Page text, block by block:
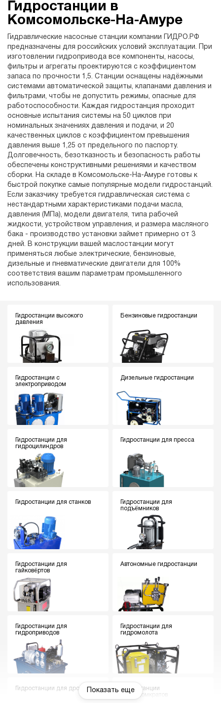
Гидростанции в
Комсомольске-На-Амуре
Гидравлические насосные станции компании ГИДРО.РФ
предназначены для российских условий эксплуатации. При
изготовлении гидропривода все компоненты, насосы,
фильтры и агрегаты проектируются с коэффициентом
запаса по прочности 1,5. Станции оснащены надёжными
системами автоматической защиты, клапанами давления и
фильтрами, чтобы не допустить режимы, опасные для
работоспособности. Каждая гидростанция проходит
основные испытания системы на 50 циклов при
номинальных значениях давления и подачи, и 20
качественных циклов с коэффициентом превышения
давления выше 1,25 от предельного по паспорту.
Долговечность, безотказность и безопасность работы
обеспечены конструктивными решениями и качеством
сборки. На складе в Комсомольске-На-Амуре готовы к
быстрой покупке самые популярные модели гидростанций.
Если заказчику требуется гидравлическая система с
нестандартными характеристиками подачи масла,
давления (МПа), модели двигателя, типа рабочей
жидкости, устройством управления, и размера масляного
бака - производство установки займет примерно от 3
дней. В конструкции вашей маслостанции могут
применяться любые электрические, бензиновые,
дизельные и пневматические двигатели для 100%
соответствия вашим параметрам промышленного
использования.
Гидростанции высокого
давления
Бензиновые гидростанции
Гидростанции с
электроприводом
Дизельные гидростанции
Гидростанции для
гидроцилиндров
Гидростанции для пресса
Гидростанции для станков
Гидростанции для
подъёмников
Гидростанции для
гайковёртов
Автономные гидростанции
Гидростанции для
гидроприводов
Гидростанции для
гидромолота
Гидростанции для дровокола
Гидростанции
гидродомкратов
Показать еще